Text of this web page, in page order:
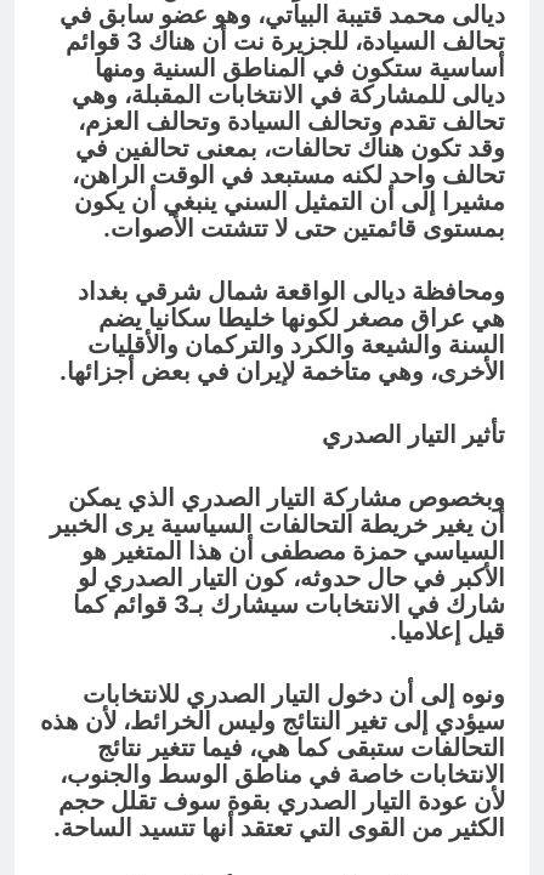
ديالى محمد قتيبة البياتي، وهو عضو سابق في
تحالف السيادة، للجزيرة نت أن هناك 3 قوائم
أساسية ستكون في المناطق السنية ومنها
ديالى للمشاركة في الانتخابات المقبلة، وهي
تحالف تقدم وتحالف السيادة وتحالف العزم،
وقد تكون هناك تحالفات، بمعنى تحالفين في
تحالف واحد لكنه مستبعد في الوقت الراهن،
مشيرا إلى أن التمثيل السني ينبغي أن يكون
بمستوى قائمتين حتى لا تتشتت الأصوات.
ومحافظة ديالى الواقعة شمال شرقي بغداد
هي عراق مصغر لكونها خليطا سكانيا يضم
السنة والشيعة والكرد والتركمان والأقليات
الأخرى، وهي متاخمة لإيران في بعض أجزائها.
تأثير التيار الصدري
وبخصوص مشاركة التيار الصدري الذي يمكن
أن يغير خريطة التحالفات السياسية يرى الخبير
السياسي حمزة مصطفى أن هذا المتغير هو
الأكبر في حال حدوثه، كون التيار الصدري لو
شارك في الانتخابات سيشارك بـ3 قوائم كما
قيل إعلاميا.
ونوه إلى أن دخول التيار الصدري للانتخابات
سيؤدي إلى تغير النتائج وليس الخرائط، لأن هذه
التحالفات ستبقى كما هي، فيما تتغير نتائج
الانتخابات خاصة في مناطق الوسط والجنوب،
لأن عودة التيار الصدري بقوة سوف تقلل حجم
الكثير من القوى التي تعتقد أنها تتسيد الساحة.